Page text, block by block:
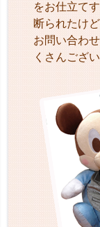
をお仕立て
断られたけ
お問い合わ
くさんござ